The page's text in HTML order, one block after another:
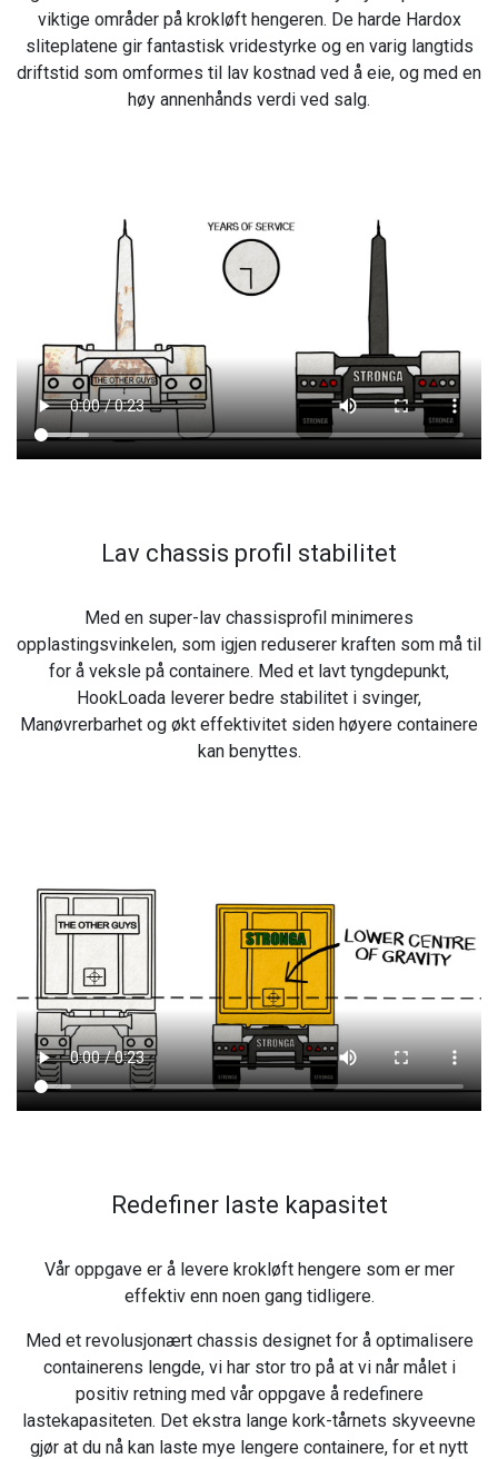
viktige områder på krokløft hengeren. De harde Hardox
sliteplatene gir fantastisk vridestyrke og en varig langtids
driftstid som omformes til lav kostnad ved å eie, og med en
høy annenhånds verdi ved salg.
Lav chassis profil stabilitet
Med en super-lav chassisprofil minimeres
opplastingsvinkelen, som igjen reduserer kraften som må til
for å veksle på containere. Med et lavt tyngdepunkt,
HookLoada leverer bedre stabilitet i svinger,
Manøvrerbarhet og økt effektivitet siden høyere containere
kan benyttes.
Redefiner laste kapasitet
Vår oppgave er å levere krokløft hengere som er mer
effektiv enn noen gang tidligere.
Med et revolusjonært chassis designet for å optimalisere
containerens lengde, vi har stor tro på at vi når målet i
positiv retning med vår oppgave å redefinere
lastekapasiteten. Det ekstra lange kork-tårnets skyveevne
gjør at du nå kan laste mye lengere containere, for et nytt